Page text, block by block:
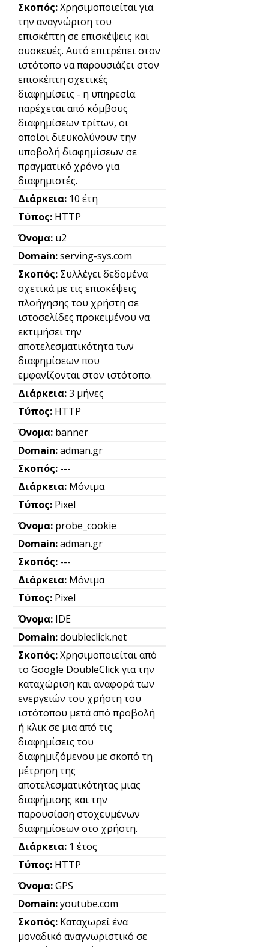
Χρησιμοποιείται για
την αναγνώριση του
επισκέπτη σε επισκέψεις και
συσκευές. Αυτό επιτρέπει στον
ιστότοπο να παρουσιάζει στον
επισκέπτη σχετικές
διαφημίσεις - η υπηρεσία
παρέχεται από κόμβους
διαφημίσεων τρίτων, οι
οποίοι διευκολύνουν την
υποβολή διαφημίσεων σε
πραγματικό χρόνο για
διαφημιστές.
10 έτη
HTTP
u2
serving-sys.com
Συλλέγει δεδομένα
σχετικά με τις επισκέψεις
πλοήγησης του χρήστη σε
ιστοσελίδες προκειμένου να
εκτιμήσει την
αποτελεσματικότητα των
διαφημίσεων που
εμφανίζονται στον ιστότοπο.
3 μήνες
HTTP
banner
adman.gr
---
Μόνιμα
Pixel
probe_cookie
adman.gr
---
Μόνιμα
Pixel
IDE
doubleclick.net
Χρησιμοποιείται από
το Google DoubleClick για την
καταχώριση και αναφορά των
ενεργειών του χρήστη του
ιστότοπου μετά από προβολή
ή κλικ σε μια από τις
διαφημίσεις του
διαφημιζόμενου με σκοπό τη
μέτρηση της
αποτελεσματικότητας μιας
διαφήμισης και την
παρουσίαση στοχευμένων
διαφημίσεων στο χρήστη.
1 έτος
HTTP
GPS
youtube.com
Καταχωρεί ένα
μοναδικό αναγνωριστικό σε